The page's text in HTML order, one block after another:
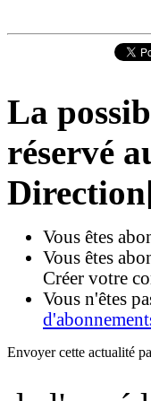
La
réservé
Vous êtes
Vous êtes
Créer votre
Vous n'êtes
Envoyer cette actualité